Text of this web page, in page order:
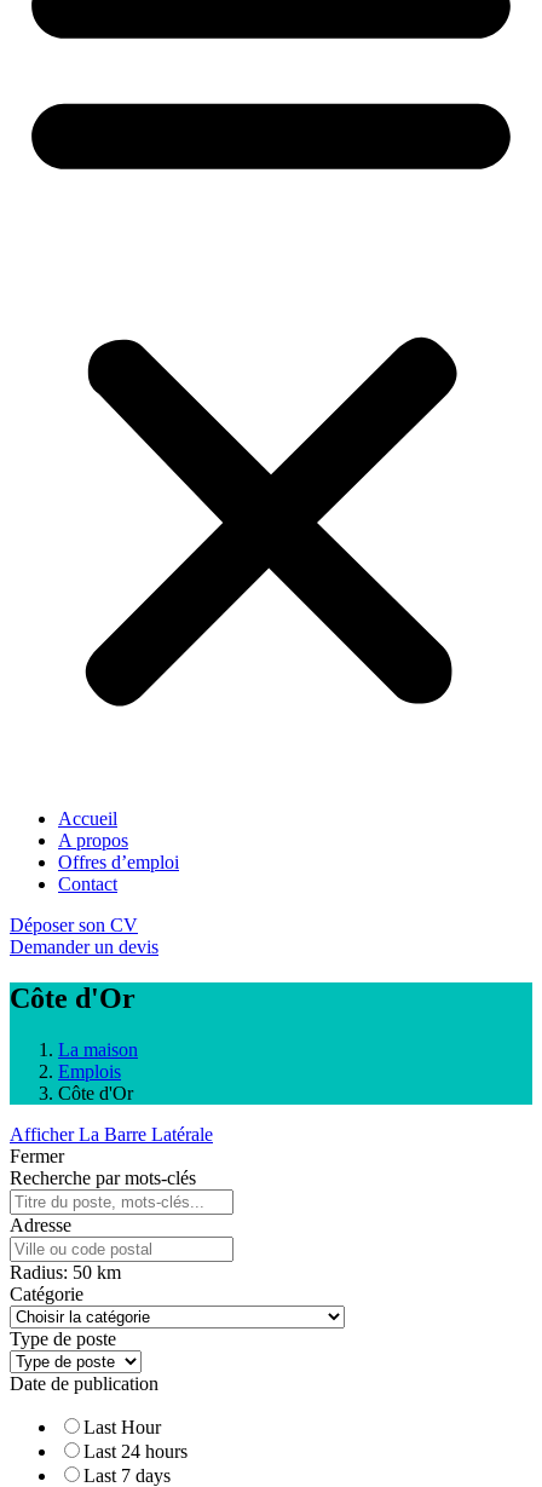
Accueil
A propos
Offres d’emploi
Contact
Déposer son CV
Demander un devis
Côte d'Or
La maison
Emplois
Côte d'Or
Afficher La Barre Latérale
Fermer
Recherche par mots-clés
Adresse
Radius: 50 km
Catégorie
Type de poste
Date de publication
Last Hour
Last 24 hours
Last 7 days